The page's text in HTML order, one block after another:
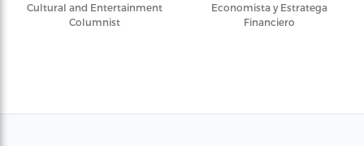
Cultural and Entertainment
Columnist
Economista y Estratega
Financiero